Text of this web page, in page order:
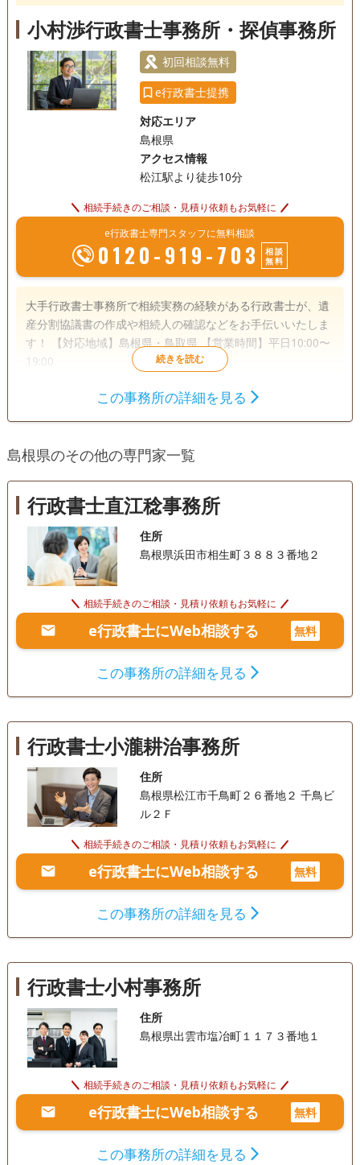
18時以降相談可 オンライン面談可 事務所面談可
小村渉行政書士事務所・探偵事務所
初回相談無料
e行政書士提携
対応エリア
島根県
アクセス情報
松江駅より徒歩10分
相続手続きのご相談・見積り依頼もお気軽に
e行政書士専門スタッフに無料相談
0120-919-703
相談
無料
大手行政書士事務所で相続実務の経験がある行政書士が、遺
産分割協議書の作成や相続人の確認などをお手伝いいたしま
す！ 【対応地域】島根県・鳥取県 【営業時間】平日10:00〜
19:00
遺産分割
相続人調査
初回相談無料
この事務所の詳細を見る
島根県のその他の専門家一覧
行政書士直江稔事務所
住所
島根県浜田市相生町３８８３番地２
相続手続きのご相談・見積り依頼もお気軽に
e行政書士にWeb相談する 無料
この事務所の詳細を見る
行政書士小瀧耕治事務所
住所
島根県松江市千鳥町２６番地２ 千鳥ビ
ル２Ｆ
相続手続きのご相談・見積り依頼もお気軽に
e行政書士にWeb相談する 無料
この事務所の詳細を見る
行政書士小村事務所
住所
島根県出雲市塩冶町１１７３番地１
相続手続きのご相談・見積り依頼もお気軽に
e行政書士にWeb相談する 無料
この事務所の詳細を見る